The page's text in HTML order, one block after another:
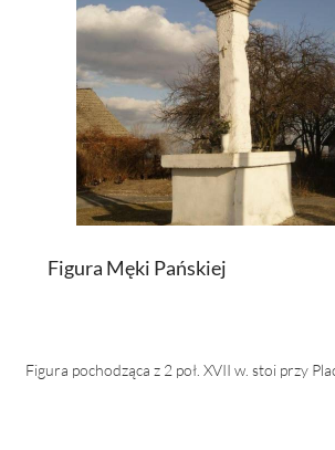
Figura Męki Pańskiej
Figura pochodząca z 2 poł. XVII w. stoi przy